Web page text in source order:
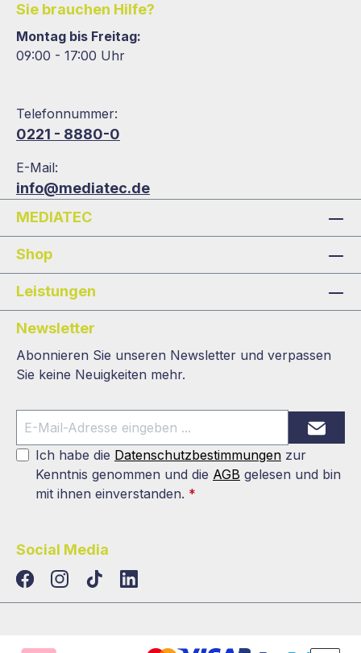
Sie brauchen Hilfe?
Montag bis Freitag:
09:00 - 17:00 Uhr
Telefonnummer:
0221 - 8880-0
E-Mail:
info@mediatec.de
MEDIATEC
Shop
Leistungen
Newsletter
Abonnieren Sie unseren Newsletter und verpassen
Sie keine Neuigkeiten mehr.
Ich habe die Datenschutzbestimmungen zur
Kenntnis genommen und die AGB gelesen und bin
mit ihnen einverstanden. *
Social Media
TikTokLinkedIn